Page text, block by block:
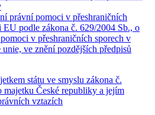
právní pomoci v přeshraničních
EU podle zákona č. 629/2004 Sb., o
v přeshraničních sporech v
ve znění pozdějších předpisů
státu ve smyslu zákona č.
majetku České republiky a jejím
vztazích